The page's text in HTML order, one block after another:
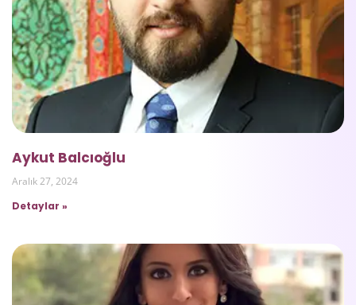
Aykut Balcıoğlu
Aralık 27, 2024
Detaylar »